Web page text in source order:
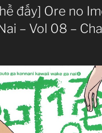
đấy] Ore no
– Vol 08 –